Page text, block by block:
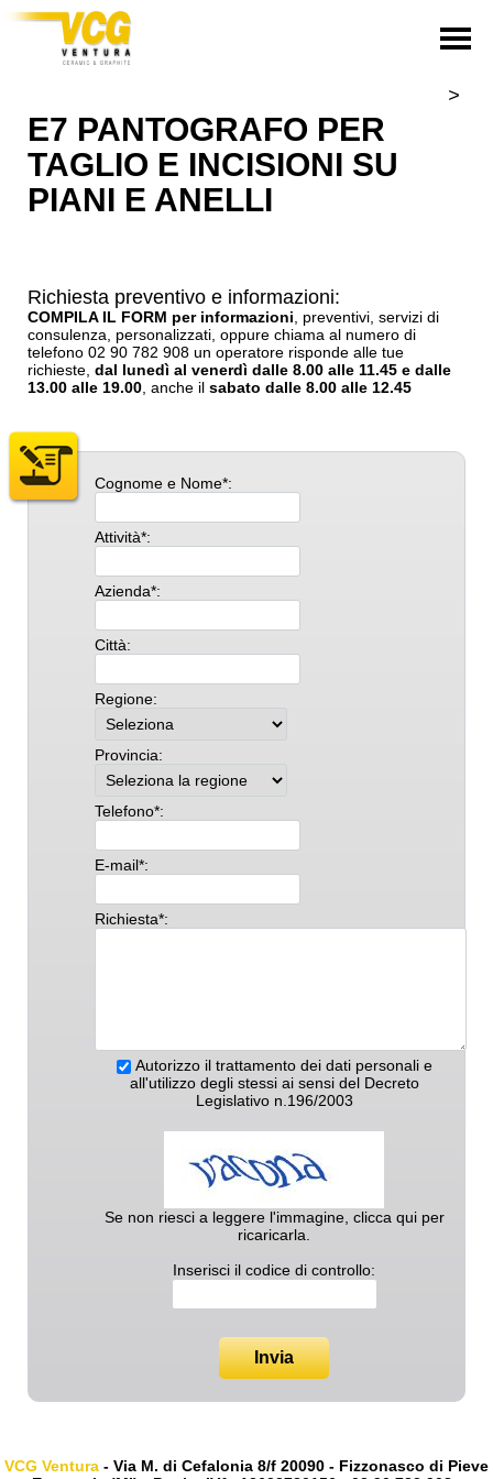
>
E7 PANTOGRAFO PER
TAGLIO E INCISIONI SU
PIANI E ANELLI
Richiesta preventivo e informazioni:
COMPILA IL FORM per informazioni , preventivi, servizi di
consulenza, personalizzati, oppure chiama al numero di
telefono 02 90 782 908 un operatore risponde alle tue
richieste, dal lunedì al venerdì dalle 8.00 alle 11.45 e dalle
13.00 alle 19.00 , anche il sabato dalle 8.00 alle 12.45
Cognome e Nome*:
Attività*:
Azienda*:
Città:
Regione:
Provincia:
Telefono*:
E-mail*:
Richiesta*:
Autorizzo il trattamento dei dati personali e
all'utilizzo degli stessi ai sensi del Decreto
Legislativo n.196/2003
Se non riesci a leggere l'immagine, clicca qui per
ricaricarla.
Inserisci il codice di controllo:
Invia
VCG Ventura - Via M. di Cefalonia 8/f 20090 - Fizzonasco di Pieve